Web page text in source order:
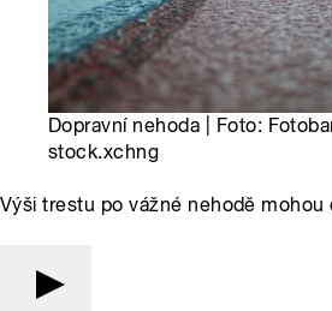
Dopravní nehoda | Foto:
stock.xchng
Výši trestu po vážné nehodě